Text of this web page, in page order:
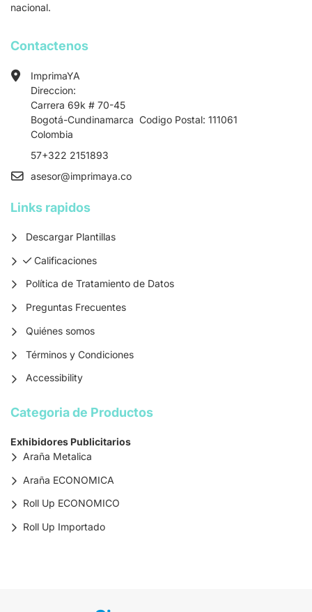
nacional.
Contactenos
ImprimaYA
Direccion:
Carrera 69k # 70-45
Bogotá-Cundinamarca Codigo Postal: 111061
Colombia
57+322 2151893
asesor@imprimaya.co
Links rapidos
Descargar Plantillas
Calificaciones
Calificaciones
Política de Tratamiento de Datos
Preguntas Frecuentes
Quiénes somos
Términos y Condiciones
Accessibility
Categoria de Productos
Exhibidores Publicitarios
Araña Metalica
Araña ECONOMICA
Roll Up ECONOMICO
Roll Up Importado